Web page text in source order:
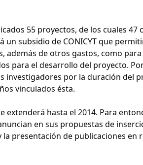
55 proyectos, de los cuales 47
un subsidio de CONICYT que
además de otros gastos, como
para el desarrollo del proyecto.
por la duración del
vinculados ésta.
extenderá hasta el 2014. Para
en sus propuestas de
presentación de publicaciones en